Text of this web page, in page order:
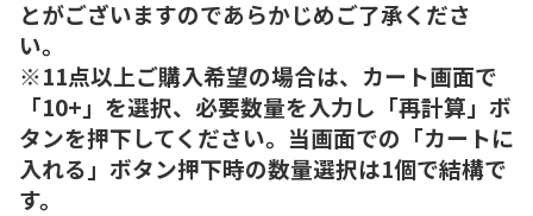
とがございますのであらかじめご了承くださ
い。
※11点以上ご購入希望の場合は、カート画面で
「10+」を選択、必要数量を入力し「再計算」ボ
タンを押下してください。当画面での「カートに
入れる」ボタン押下時の数量選択は1個で結構で
す。